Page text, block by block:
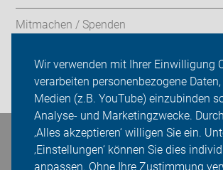
Wir verwenden mit Ihrer Einwilligung
verarbeiten personenbezogene
Medien (z.B. YouTube) einzubinden
Analyse- und Marketingzwecke.
‚Alles akzeptieren‘ willigen Sie ein.
‚Einstellungen‘ können Sie dies
anpassen. Ohne Ihre Zustimmung
Mitmachen / Spenden
Sei dabei
Login
Bleiben Sie in Kontakt